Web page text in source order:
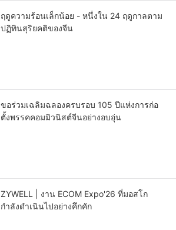
ฤดูความร้อนเล็กน้อย - หนึ่งใน 24 ฤดูกาลตาม
ปฏิทินสุริยคติของจีน
ขอร่วมเฉลิมฉลองครบรอบ 105 ปีแห่งการก่อ
ตั้งพรรคคอมมิวนิสต์จีนอย่างอบอุ่น
ZYWELL | งาน ECOM Expo'26 ที่มอสโก
กำลังดำเนินไปอย่างคึกคัก